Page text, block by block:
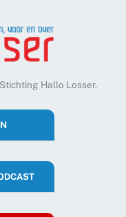
Hallo Losser.